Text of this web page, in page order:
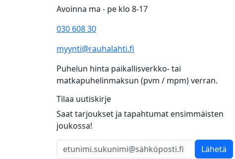
Avoinna ma - pe klo 8-17
030 608 30
myynti@rauhalahti.fi
Puhelun hinta paikallisverkko- tai
matkapuhelinmaksun (pvm / mpm) verran.
Tilaa uutiskirje
Saat tarjoukset ja tapahtumat ensimmäisten
joukossa!
Lähetä